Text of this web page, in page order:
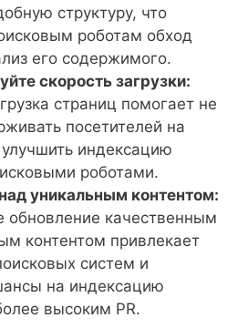
структуру, что
роботам обход
его содержимого.
скорость загрузки:
страниц помогает не
посетителей на
индексацию
роботами.
уникальным контентом:
обновление качественным
контентом привлекает
систем и
на индексацию
высоким PR.